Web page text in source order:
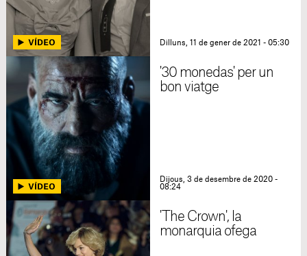
Dilluns, 11 de gener de 2021 - 05:30
'30 monedas' per un
bon viatge
Dijous, 3 de desembre de 2020 -
08:24
'The Crown', la
monarquia ofega